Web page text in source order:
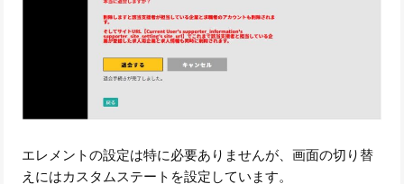
エレメントの設定は特に必要ありませんが、画面の切り替
えにはカスタムステートを設定しています。